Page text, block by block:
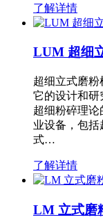
了解详情
LUM 超细
超细立式磨粉
它的设计和研
超细粉碎理
业设备，包
式…
了解详情
LM 立式磨